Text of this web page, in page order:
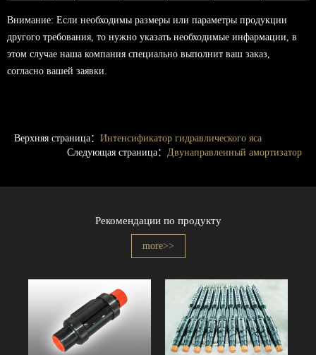
Внимание: Если необходимы размеры или параметры продукции
другого требования, то нужно указать необходимые инфармации, в
этом случае наша компания специально выполнит ваш заказ,
согласно вашей заявки.
Верхняя страница： Интенсификатор гидравлического яса
Следующая страница： Двунаправленный амортизатор
Рекомендации по продукту
more>>